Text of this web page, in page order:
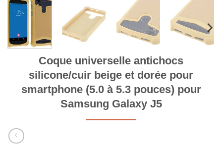
Coque universelle antichocs
silicone/cuir beige et dorée pour
smartphone (5.0 à 5.3 pouces) pour
Samsung Galaxy J5